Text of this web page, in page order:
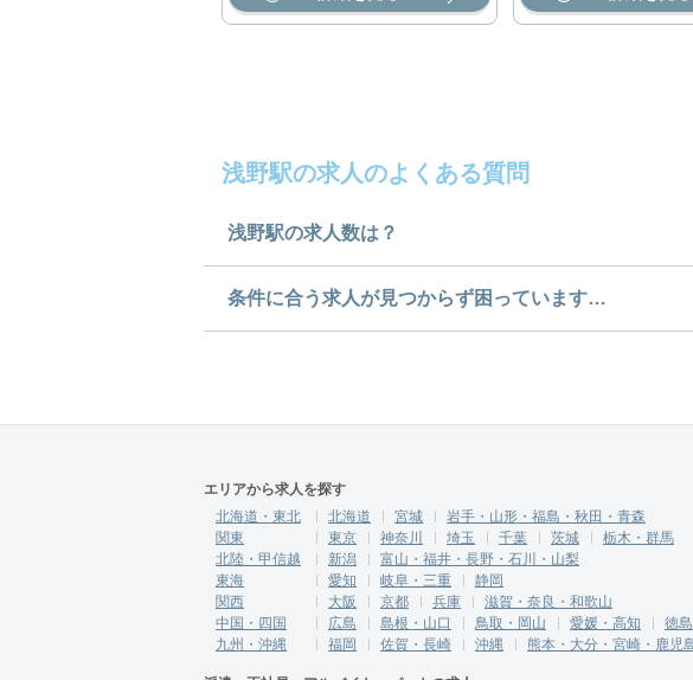
浅野駅の求人のよくある質問
浅野駅の求人数は？
浅野駅の求人数は1件です。どのような求人があ
求人はコチラから
条件に合う求人が見つからず困っています…
無料相談の登録は
から
エリアから求人を探す
北海道・東北
北海道 宮城
岩手・山形・福島・秋田・青森
関東
東京 神奈川 埼玉 千葉 茨城
栃木・群馬
北陸・甲信越
新潟
富山・福井・長野・石川・山梨
東海
愛知 岐阜・三重
静岡
関西
大阪 京都 兵庫
滋賀・奈良・和歌山
中国・四国
広島 島根・山口 鳥取・岡山 愛媛・高知
徳
九州・沖縄
福岡 佐賀・長崎 沖縄 熊本・大分・宮崎・鹿児